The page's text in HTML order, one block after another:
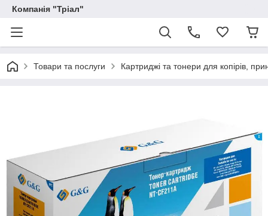
Компанія "Тріал"
Товари та послуги Картриджі та тонери для копірів,